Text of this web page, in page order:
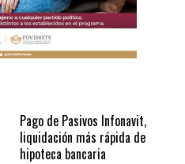
Pago de Pasivos Infonavit,
liquidación más rápida de
hipoteca bancaria